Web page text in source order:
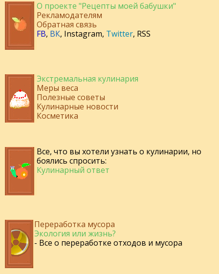
О проекте "Рецепты моей бабушки"
Рекламодателям
Обратная связь
FB, ВК, Instagram, Twitter, RSS
Экстремальная кулинария
Меры веса
Полезные советы
Кулинарные новости
Косметика
Все, что вы хотели узнать о кулинарии, но
боялись спросить:
Кулинарный ответ
Переработка мусора
Экология или жизнь?
- Все о переработке отходов и мусора